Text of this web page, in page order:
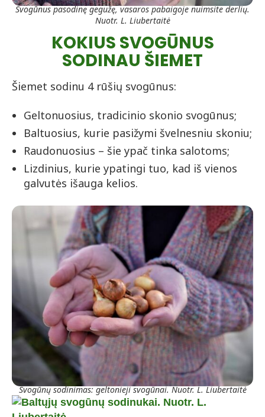
Svogūnus pasodinę gegužę, vasaros pabaigoje nuimsite derlių.
Nuotr. L. Liubertaitė
KOKIUS SVOGŪNUS
SODINAU ŠIEMET
Šiemet sodinu 4 rūšių svogūnus:
Geltonuosius, tradicinio skonio svogūnus;
Baltuosius, kurie pasižymi švelnesniu skoniu;
Raudonuosius – šie ypač tinka salotoms;
Lizdinius, kurie ypatingi tuo, kad iš vienos
galvutės išauga kelios.
Svogūnų sodinimas: geltonieji svogūnai. Nuotr. L. Liubertaitė